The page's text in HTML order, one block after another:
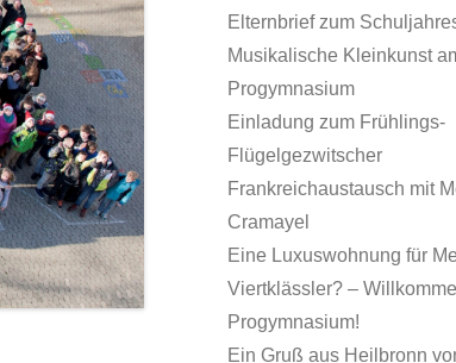
Elternbrief zum
Musikalische Kleinkunst
Progymnasium
Einladung zum Frühlings-
Flügelgezwitscher
Frankreichaustausch mit
Cramayel
Eine Luxuswohnung für
Viertklässler? –
Progymnasium!
Ein Gruß aus Heilbronn